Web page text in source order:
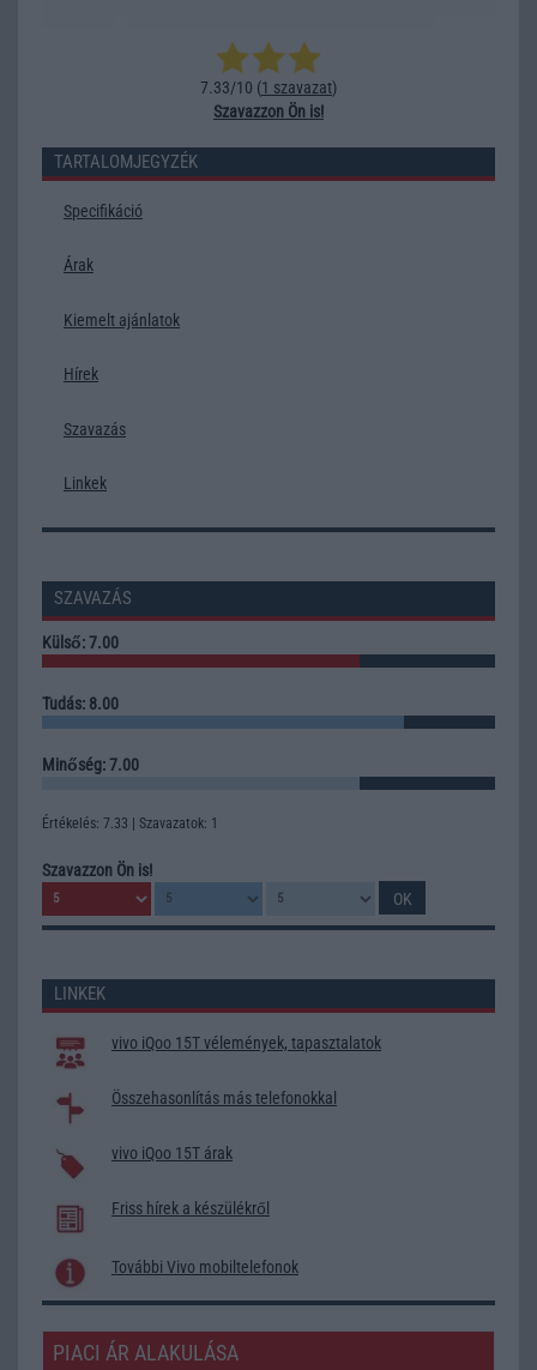
7.33/10 (1 szavazat)
Szavazzon Ön is!
TARTALOMJEGYZÉK
Specifikáció
Árak
Kiemelt ajánlatok
Hírek
Szavazás
Linkek
SZAVAZÁS
Külső: 7.00
Tudás: 8.00
Minőség: 7.00
Értékelés: 7.33 | Szavazatok: 1
Szavazzon Ön is!
LINKEK
vivo iQoo 15T vélemények, tapasztalatok
Összehasonlítás más telefonokkal
vivo iQoo 15T árak
Friss hírek a készülékről
További Vivo mobiltelefonok
PIACI ÁR ALAKULÁSA